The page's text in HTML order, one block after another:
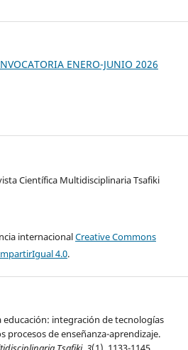
ENERO-JUNIO 2026
Científica Multidisciplinaria Tsafiki
internacionalCreative Commons
4.0.
integración de tecnologías
procesos de enseñanza-aprendizaje.